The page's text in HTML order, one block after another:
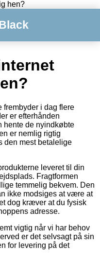
hen?
frembyder i dag flere
er efterhånden
hente de nyindkøbte
er nemlig rigtig
den mest betalelige
leveret til din
Fragtformen
temmelig bekvem. Den
ikke modsiges at være at
dog kræver at du fysisk
adresse.
vigtig når vi har behov
er det selvsagt på sin
for levering på det